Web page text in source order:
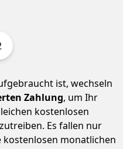
ist, wechseln
Zahlung, um Ihr
kostenlosen
Es fallen nur
kostenlosen monatlichen